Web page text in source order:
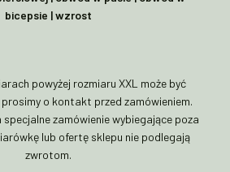
bicepsie | wzrost
powyżej rozmiaru XXL może być
o kontakt przed zamówieniem.
zamówienie wybiegające poza
lub ofertę sklepu nie podlegają
zwrotom.